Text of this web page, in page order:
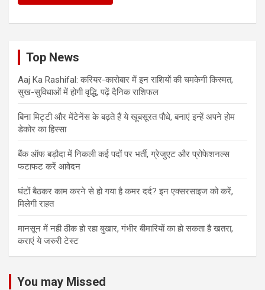
Top News
Aaj Ka Rashifal: करियर-कारोबार में इन राशियों की चमकेगी किस्मत,
सुख-सुविधाओं में होगी वृद्धि, पढ़ें दैनिक राशिफल
बिना मिट्टी और मेंटेनेंस के बढ़ते हैं ये खूबसूरत पौधे, बनाएं इन्‍हें अपने होम
डेकोर का हिस्‍सा
बैंक ऑफ बड़ौदा में निकली कई पदों पर भर्ती, ग्रेजुएट और प्रोफेशनल्स
फटाफट करें आवेदन
घंटों बैठकर काम करने से हो गया है कमर दर्द? इन एक्सरसाइज को करें,
मिलेगी राहत
मानसून में नही ठीक हो रहा बुखार, गंभीर बीमारियों का हो सकता है खतरा,
कराएं ये जरुरी टेस्ट
You may Missed